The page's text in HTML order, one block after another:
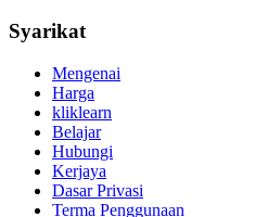
Syarikat
Mengenai
Harga
kliklearn
Belajar
Hubungi
Kerjaya
Dasar Privasi
Terma Penggunaan